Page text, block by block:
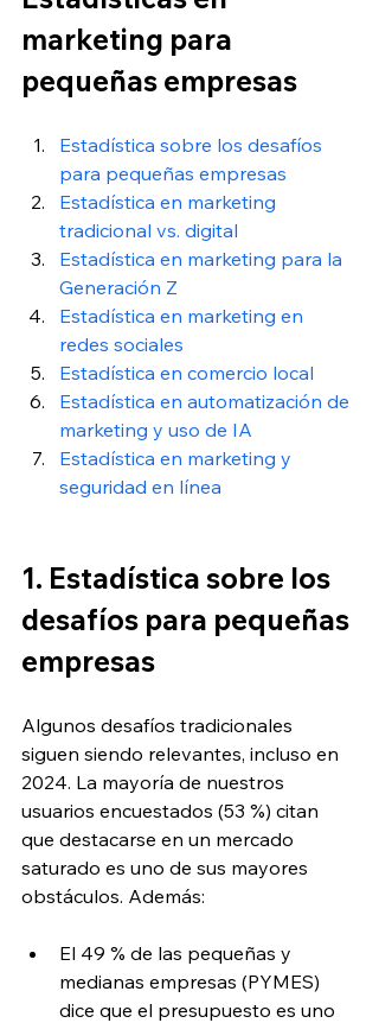
marketing para
pequeñas empresas
Estadística sobre los desafíos
para pequeñas empresas
Estadística en marketing
tradicional vs. digital
Estadística en marketing para la
Generación Z
Estadística en marketing en
redes sociales
Estadística en comercio local
Estadística en automatización de
marketing y uso de IA
Estadística en marketing y
seguridad en línea
1. Estadística sobre los
desafíos para pequeñas
empresas
Algunos desafíos tradicionales
siguen siendo relevantes, incluso en
2024. La mayoría de nuestros
usuarios encuestados (53 %) citan
que destacarse en un mercado
saturado es uno de sus mayores
obstáculos. Además:
El 49 % de las pequeñas y
medianas empresas (PYMES)
dice que el presupuesto es uno